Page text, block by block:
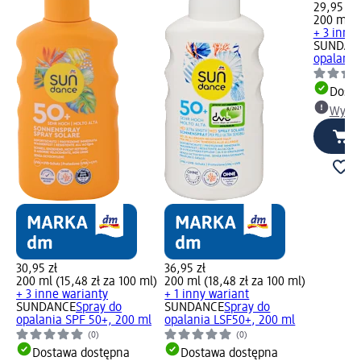
30,95 zł
200 ml (15,48 zł za 100 ml)
+ 3 inne warianty
SUNDANCESpray do
opalania SPF 50+, 200 ml
(0)
Dostawa dostępna
36,95 zł
200 ml (18,48 zł za 100 ml)
+ 1 inny wariant
SUNDANCESpray do
opalania LSF50+, 200 ml
(0)
Dostawa dostępna
29,95 zł
200 ml
+ 3 inne
opalania